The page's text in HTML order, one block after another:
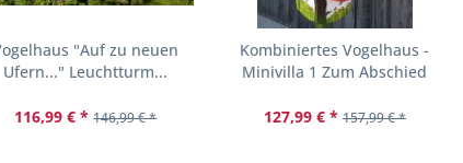
"Auf zu neuen
Ufern..." Leuchtturm...
116,99 € * 146,99 € *
Kombiniertes Vogelhaus -
Minivilla 1 Zum Abschied
127,99 € * 157,99 € *